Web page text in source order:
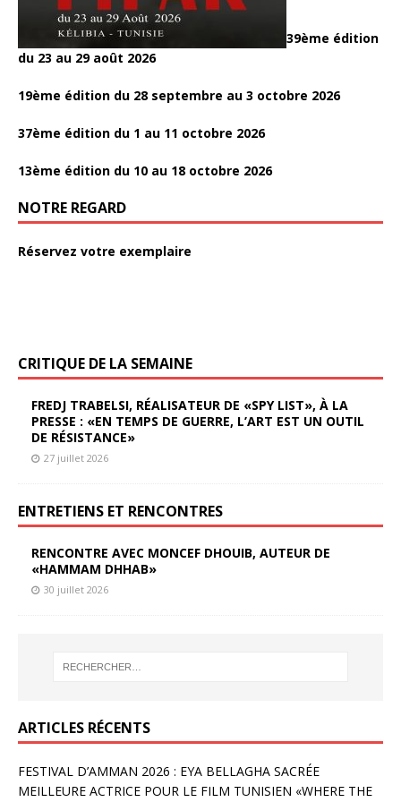
39ème édition
du 23 au 29 août 2026
19ème édition du 28 septembre au 3 octobre 2026
37ème édition du 1 au 11 octobre 2026
13ème édition du 10 au 18 octobre 2026
NOTRE REGARD
Réservez votre exemplaire
CRITIQUE DE LA SEMAINE
FREDJ TRABELSI, RÉALISATEUR DE «SPY LIST», À LA
PRESSE : «EN TEMPS DE GUERRE, L’ART EST UN OUTIL
DE RÉSISTANCE»
27 juillet 2026
ENTRETIENS ET RENCONTRES
RENCONTRE AVEC MONCEF DHOUIB, AUTEUR DE
«HAMMAM DHHAB»
30 juillet 2026
ARTICLES RÉCENTS
FESTIVAL D’AMMAN 2026 : EYA BELLAGHA SACRÉE
MEILLEURE ACTRICE POUR LE FILM TUNISIEN «WHERE THE